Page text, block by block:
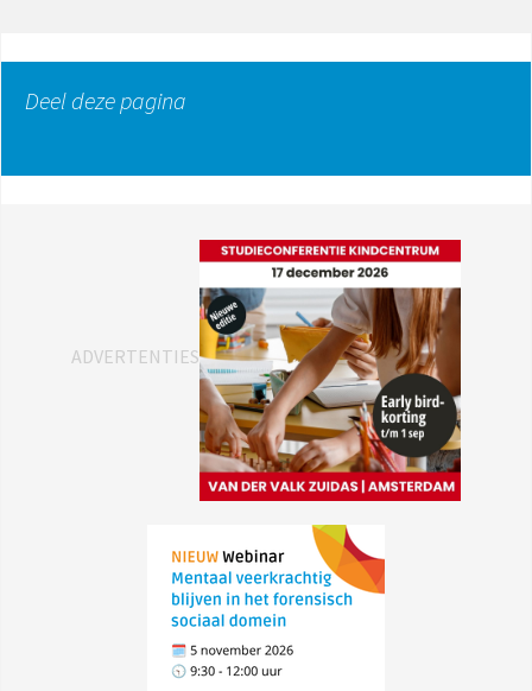
Deel deze pagina
ADVERTENTIES